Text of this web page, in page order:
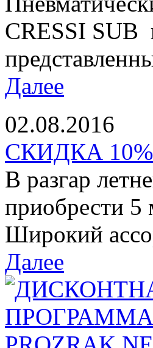
CRESSI SUB
Далее
02.08.2016
СКИДКА 10%
В разгар
приобрести
Широкий
Далее